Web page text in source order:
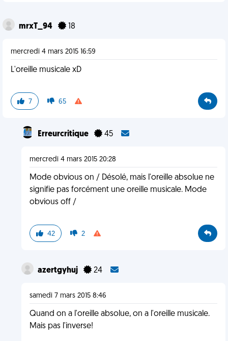
mrxT_94 18
mercredi 4 mars 2015 16:59
L'oreille musicale xD
7 65
Erreurcritique 45
mercredi 4 mars 2015 20:28
Mode obvious on / Désolé, mais l'oreille absolue ne
signifie pas forcément une oreille musicale. Mode
obvious off /
42 2
azertgyhuj 24
samedi 7 mars 2015 8:46
Quand on a l'oreille absolue, on a l'oreille musicale.
Mais pas l'inverse!